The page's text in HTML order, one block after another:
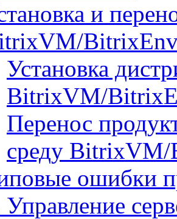
и
Установка
BitrixVM/
Перенос
среду
ошибки
Управление